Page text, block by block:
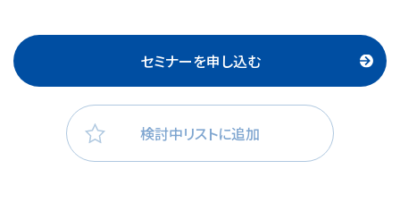
セミナーを申し込む
検討中リストに追加